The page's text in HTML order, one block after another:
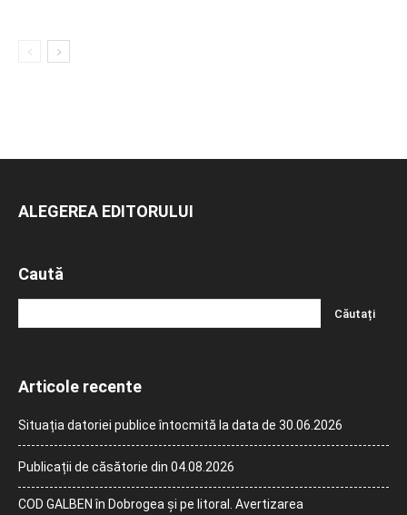
ALEGEREA EDITORULUI
Caută
Articole recente
Situația datoriei publice întocmită la data de 30.06.2026
Publicații de căsătorie din 04.08.2026
COD GALBEN în Dobrogea și pe litoral. Avertizarea